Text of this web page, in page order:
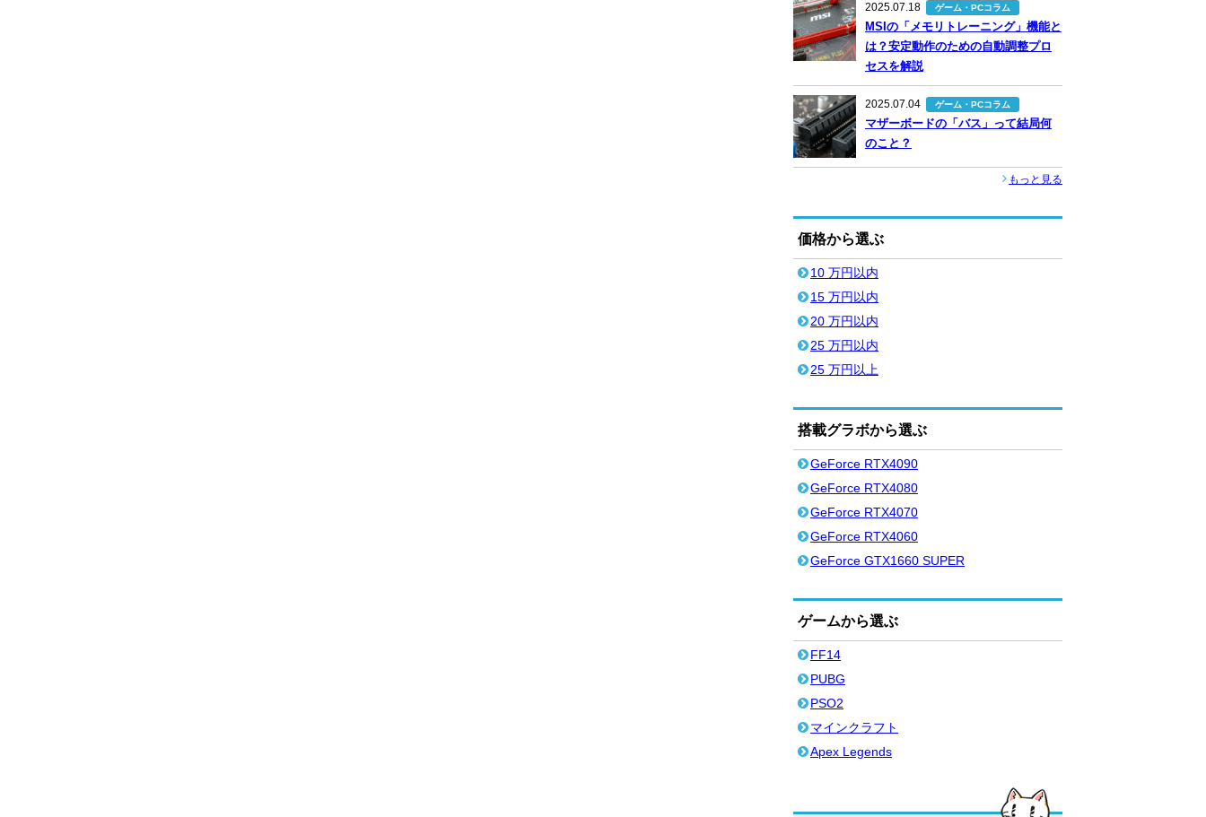
2025.07.18 ゲーム・PCコラム
MSIの「メモリトレーニング」機能と
は？安定動作のための自動調整プロ
セスを解説
2025.07.04 ゲーム・PCコラム
マザーボードの「バス」って結局何
のこと？
もっと見る
価格から選ぶ
10 万円以内
15 万円以内
20 万円以内
25 万円以内
25 万円以上
搭載グラボから選ぶ
GeForce RTX4090
GeForce RTX4080
GeForce RTX4070
GeForce RTX4060
GeForce GTX1660 SUPER
ゲームから選ぶ
FF14
PUBG
PSO2
マインクラフト
Apex Legends